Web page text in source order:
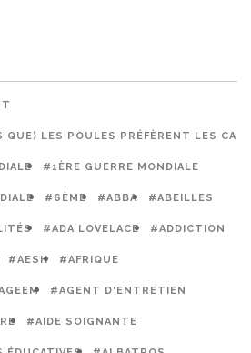
LES POULES PRÉFÈRENT LES
#1ÈRE GUERRE MONDIALE
#6ÈME #ABBA #ABEILLES
#ADA LOVELACE #ADDICTION
#AESH #AFRIQUE
#AGENT D'ENTRETIEN
#AIDE SOIGNANTE